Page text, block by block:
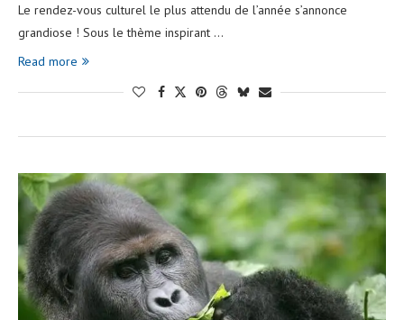
Le rendez-vous culturel le plus attendu de l’année s’annonce
grandiose ! Sous le thème inspirant …
Read more